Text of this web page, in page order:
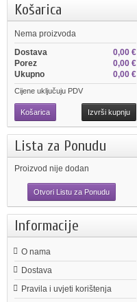
Košarica
Nema proizvoda
0,00 €
Dostava
0,00 €
Porez
0,00 €
Ukupno
Cijene uključuju PDV
Košarica Izvrši kupnju
Lista za Ponudu
Proizvod nije dodan
Otvori Listu za Ponudu
Informacije
O nama
Dostava
Pravila i uvjeti korištenja